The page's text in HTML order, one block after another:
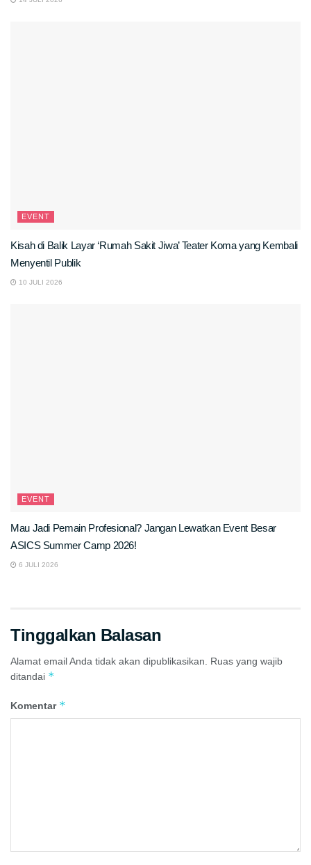
EVENT
Kisah di Balik Layar ‘Rumah Sakit Jiwa’ Teater Koma yang Kembali
Menyentil Publik
10 JULI 2026
EVENT
Mau Jadi Pemain Profesional? Jangan Lewatkan Event Besar
ASICS Summer Camp 2026!
6 JULI 2026
Tinggalkan Balasan
Alamat email Anda tidak akan dipublikasikan.
Ruas yang wajib
ditandai *
Komentar *